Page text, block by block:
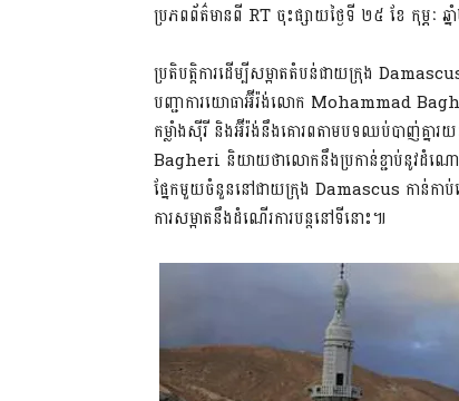
ប្រភពព័ត៌មានពី RT ចុះផ្សាយថ្ងៃទី ២៥ ខែ កុម្ភៈ ឆ្
ប្រតិបត្តិការដើម្បីសម្អាតតំបន់ជាយក្រុង
បញ្ជាការយោធាអ៊ីរ៉ង់លោក Mohammad
កម្លាំងស៊ីរី និងអ៊ីរ៉ង់នឹងគោរពតាមបទឈប់បាញ់គ្នា
Bagheri និយាយថាលោកនឹងប្រកាន់ខ្ជាប់នូវដំណ
ផ្នែកមួយចំនួននៅជាយក្រុង Damascus កាន់កា
ការសម្អាតនឹងដំណើរការបន្តនៅទីនោះ៕